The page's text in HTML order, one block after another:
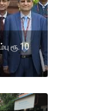
ரூ.10